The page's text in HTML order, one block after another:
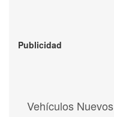
Publicidad
Vehículos Nuevos